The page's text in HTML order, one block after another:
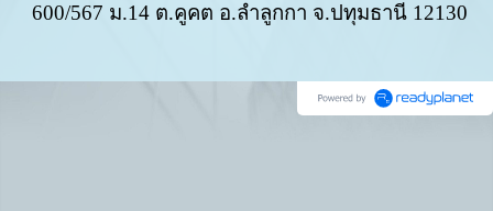
600/567 ม.14 ต.คูคต อ.ลำลูกกา จ.ปทุมธานี 12130